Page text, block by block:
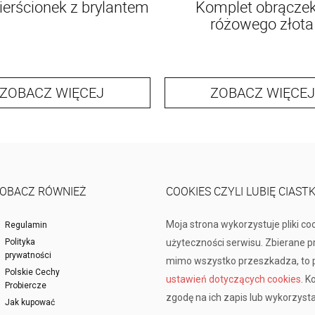
z brylantem
ZOBACZ WIĘCEJ
Komplet
różowego złota
ZOBACZ WIĘCEJ
RÓWNIEŻ
Regulamin
Polityka
prywatności
Polskie Cechy
Probiercze
Jak kupować
COOKIES CZYLI LUBIĘ
Moja strona wykorzystuje pliki
użyteczności serwisu. Zbierane
mimo wszystko przeszkadza,
ustawień dotyczących cookies .
zgodę na ich zapis lub